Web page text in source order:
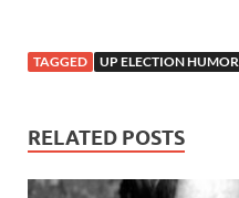
TAGGED UP ELECTION HUMOR
RELATED POSTS